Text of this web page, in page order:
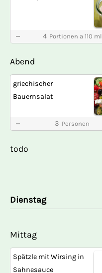
4 Portionen a 110 ml
Abend
griechischer
Bauernsalat
3 Personen
todo
Dienstag
Mittag
Spätzle mit Wirsing in
Sahnesauce